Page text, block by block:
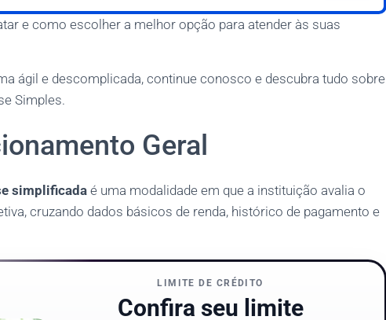
e como escolher a melhor opção para atender às suas
ágil e descomplicada, continue conosco e descubra tudo sobre
Simples.
Geral
simplificada é uma modalidade em que a instituição avalia o
cruzando dados básicos de renda, histórico de pagamento e
LIMITE DE CRÉDITO
Confira seu limite